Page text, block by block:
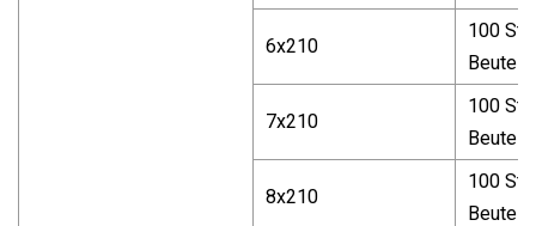
6x210
100
Beutel
7x210
100
Beutel
8x210
100
Beutel